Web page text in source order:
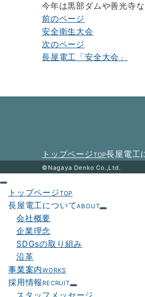
今年は黒部ダムや善光寺
投
稿
ナ
ン
前のページ
安全衛生大会
次のページ
長屋電工「安全大会」
トップページTOP長屋電工
©Nagaya Denko Co.,Ltd.
トップページTOP
長屋電工についてABOUT
会社概要
企業理念
SDGsの取り組み
沿革
事業案内WORKS
採用情報 RECRUIT
スタッフメッセージ